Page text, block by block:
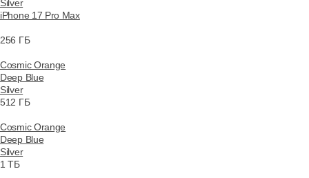
Silver
iPhone 17 Pro Max
256 ГБ
Cosmic Orange
Deep Blue
Silver
512 ГБ
Cosmic Orange
Deep Blue
Silver
1 ТБ